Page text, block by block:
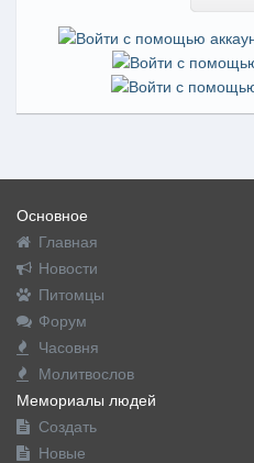
Основное
Главная
Новости
Питомцы
Форум
Часовня
Молитвослов
Мемориалы людей
Создать
Новые